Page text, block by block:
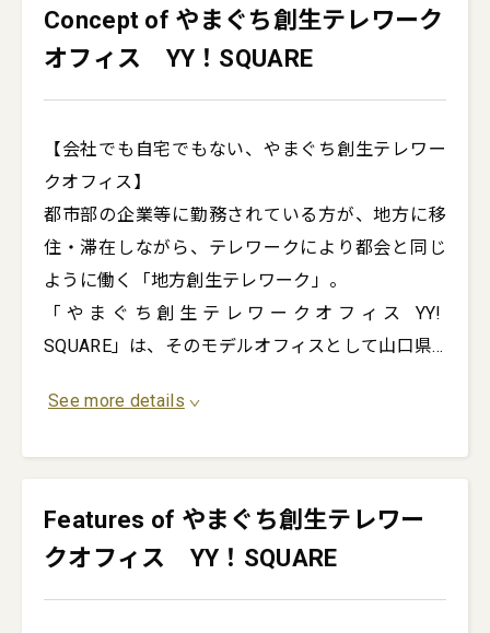
Concept of やまぐち創生テレワーク
オフィス YY！SQUARE
【会社でも自宅でもない、やまぐち創生テレワー
クオフィス】
都市部の企業等に勤務されている方が、地方に移
住・滞在しながら、テレワークにより都会と同じ
ように働く「地方創生テレワーク」。
「やまぐち創生テレワークオフィス YY!
SQUARE」は、そのモデルオフィスとして山口県...
See more details
Features of やまぐち創生テレワー
クオフィス YY！SQUARE